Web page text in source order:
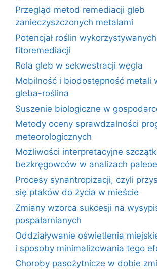
Przegląd metod remediacji gleb
zanieczyszczonych metalami
Potencjał roślin
fitoremediacji
Rola gleb w sekwestracji węgla
Mobilność i biodostępność metali
gleba-roślina
Suszenie biologiczne w
Metody oceny sprawdzalności
meteorologicznych
Możliwości interpretacyjne
bezkręgowców w analizach
Procesy synantropizacji, czyli
się ptaków do życia w mieście
Zmiany wzorca sukcesji na
pospalarnianych
Oddziaływanie oświetlenia
i sposoby minimalizowania tego
Choroby pasożytnicze w dobie